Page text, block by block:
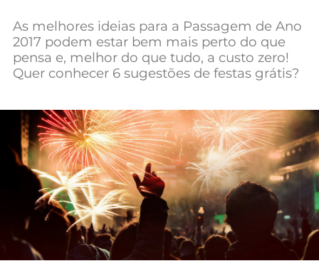
Negócios
Mundial 2026
As melhores ideias para a Passagem de Ano
2017 podem estar bem mais perto do que
pensa e, melhor do que tudo, a custo zero!
Quer conhecer 6 sugestões de festas grátis?